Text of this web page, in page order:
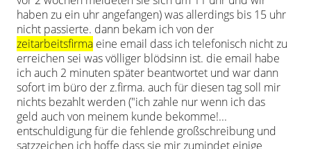
haben zu ein uhr angefangen) was allerdings bis 15 uhr
nicht passierte. dann bekam ich von der
zeitarbeitsfirma eine email dass ich telefonisch nicht zu
erreichen sei was völliger blödsinn ist. die email habe
ich auch 2 minuten später beantwortet und war dann
sofort im büro der z.firma. auch für diesen tag soll mir
nichts bezahlt werden ("ich zahle nur wenn ich das
geld auch von meinem kunde bekomme!...
entschuldigung für die fehlende großschreibung und
satzzeichen ich hoffe dass sie mir zumindet einige